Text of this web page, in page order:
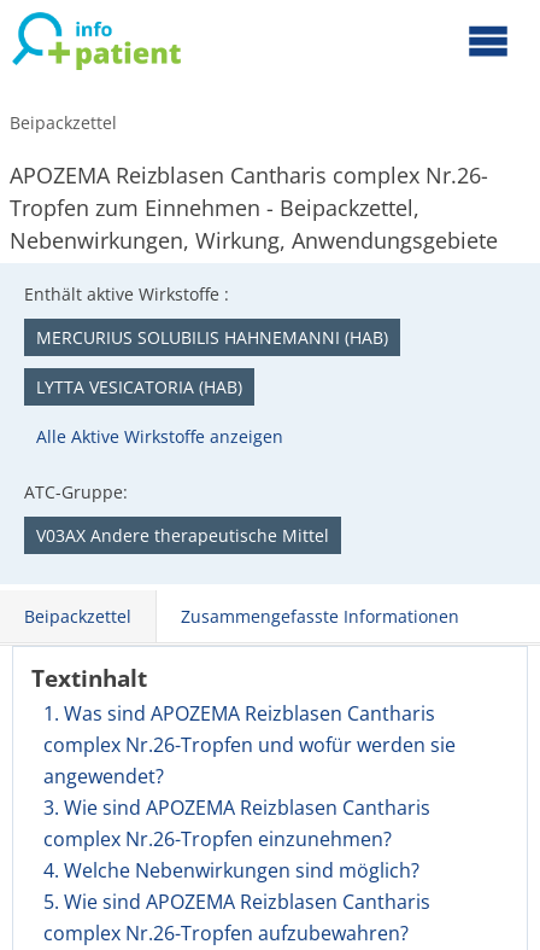
Beipackzettel
APOZEMA Reizblasen Cantharis complex Nr.26-
Tropfen zum Einnehmen - Beipackzettel,
Nebenwirkungen, Wirkung, Anwendungsgebiete
Enthält aktive Wirkstoffe :
MERCURIUS SOLUBILIS HAHNEMANNI (HAB)
LYTTA VESICATORIA (HAB)
Alle Aktive Wirkstoffe anzeigen
ATC-Gruppe:
V03AX Andere therapeutische Mittel
Beipackzettel Zusammengefasste Informationen
Textinhalt
1. Was sind APOZEMA Reizblasen Cantharis
complex Nr.26-Tropfen und wofür werden sie
angewendet?
3. Wie sind APOZEMA Reizblasen Cantharis
complex Nr.26-Tropfen einzunehmen?
4. Welche Nebenwirkungen sind möglich?
5. Wie sind APOZEMA Reizblasen Cantharis
complex Nr.26-Tropfen aufzubewahren?